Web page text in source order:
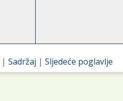
|Sadržaj |Sljedeće poglavlje